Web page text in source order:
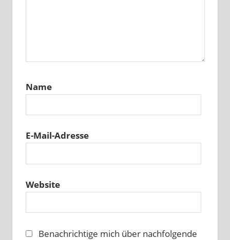
Name
E-Mail-Adresse
Website
Benachrichtige mich über nachfolgende